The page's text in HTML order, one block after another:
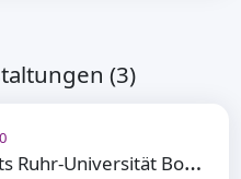
(3)
#
EngagiertGeforscht meets Ruhr-Universität Bochum